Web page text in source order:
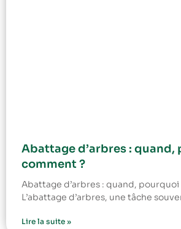
Abattage d’arbres : quand,
comment ?
Abattage d’arbres : quand,
L’abattage d’arbres, une tâche
Lire la suite »